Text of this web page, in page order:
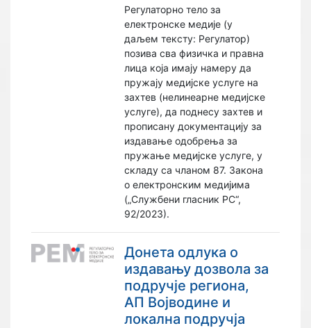
Регулаторно тело за
електронске медије (у
даљем тексту: Регулатор)
позива сва физичка и правна
лица која имају намеру да
пружају медијске услуге на
захтев (нелинеарне медијске
услуге), да поднесу захтев и
прописану документацију за
издавање одобрења за
пружање медијске услуге, у
складу са чланом 87. Закона
о електронским медијима
(„Службени гласник РС“,
92/2023).
Донета одлука о
издавању дозвола за
подручје региона,
АП Војводине и
локална подручја